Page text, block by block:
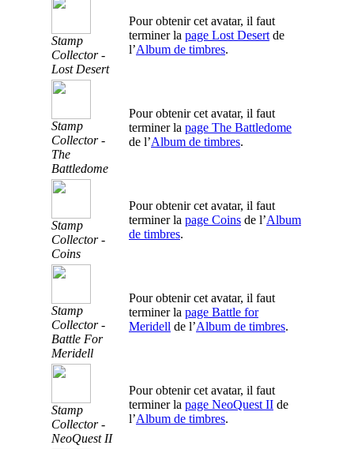
Stamp
Collector -
Lost Desert
Pour obtenir cet avatar, il faut
terminer la page Lost Desert de
l’Album de timbres.
Stamp
Collector -
The
Battledome
Pour obtenir cet avatar, il faut
terminer la page The Battledome
de l’Album de timbres.
Stamp
Collector -
Coins
Pour obtenir cet avatar, il faut
terminer la page Coins de l’Album
de timbres.
Stamp
Collector -
Battle For
Meridell
Pour obtenir cet avatar, il faut
terminer la page Battle for
Meridell de l’Album de timbres.
Stamp
Collector -
NeoQuest II
Pour obtenir cet avatar, il faut
terminer la page NeoQuest II de
l’Album de timbres.